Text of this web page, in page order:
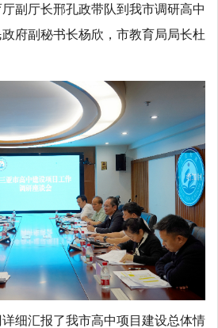
副厅长邢孔政带队到我市调研高中
府副秘书长杨欣，市教育局局长杜
细汇报了我市高中项目建设总体情